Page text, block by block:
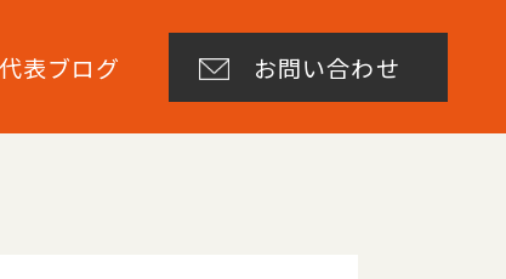
代表ブログ お問い合わせ